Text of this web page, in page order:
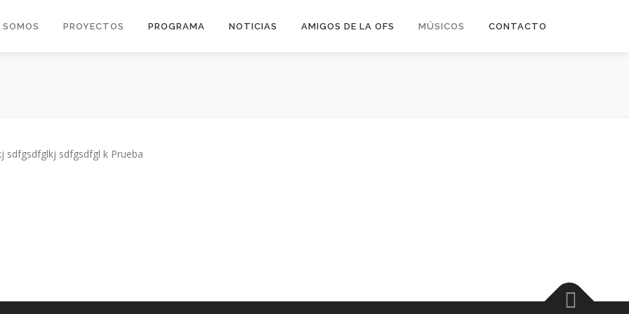
SOMOS PROYECTOS PROGRAMA NOTICIAS AMIGOS DE LA OFS MÚSICOS CONTACTO
sdfgsdfglkj sdfgsdfgl k Prueba